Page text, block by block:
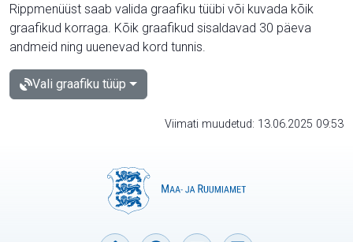
Rippmenüüst saab valida graafiku tüübi või kuvada kõik
graafikud korraga. Kõik graafikud sisaldavad 30 päeva
andmeid ning uuenevad kord tunnis.
Vali graafiku tüüp
Viimati muudetud: 13.06.2025 09:53